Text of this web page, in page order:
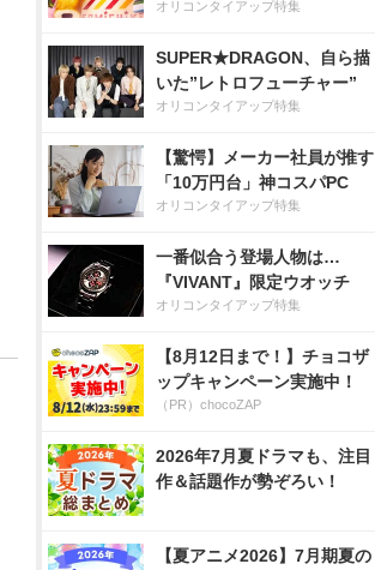
オリコンタイアップ特集
SUPER★DRAGON、自ら描
いた”レトロフューチャー”
オリコンタイアップ特集
【驚愕】メーカー社員が推す
「10万円台」神コスパPC
オリコンタイアップ特集
一番似合う登場人物は…
『VIVANT』限定ウオッチ
オリコンタイアップ特集
【8月12日まで！】チョコザ
ップキャンペーン実施中！
（PR）chocoZAP
2026年7月夏ドラマも、注目
作＆話題作が勢ぞろい！
【夏アニメ2026】7月期夏の